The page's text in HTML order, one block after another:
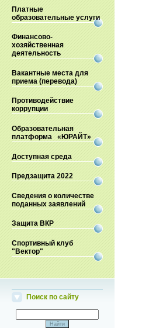
Платные
образовательные услуги
Финансово-
хозяйственная
деятельность
Вакантные места для
приема (перевода)
Противодействие
коррупции
Образовательная
платформа «ЮРАЙТ»
Доступная среда
Предзащита 2022
Сведения о количестве
поданных заявлений
Защита ВКР
Спортивный клуб
"Вектор"
Поиск по сайту